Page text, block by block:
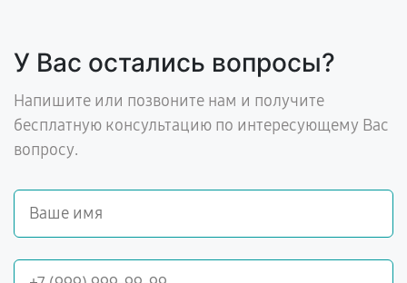
У Вас остались вопросы?
Напишите или позвоните нам и получите
бесплатную консультацию по интересующему Вас
вопросу.